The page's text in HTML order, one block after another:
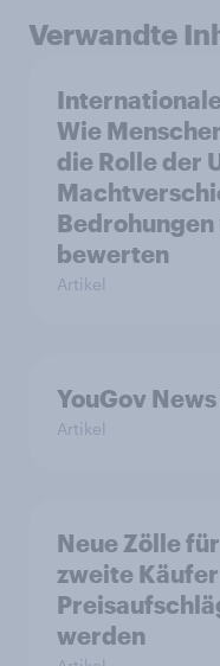
Verwandte
Wie
die Rolle der
Bedrohungen
bewerten
Artikel
YouGov
Artikel
Neue Zölle
zweite
Preisaufschlägen
werden